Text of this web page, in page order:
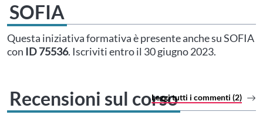
SOFIA
Questa iniziativa formativa è presente anche su SOFIA
con ID 75536. Iscriviti entro il 30 giugno 2023.
Recensioni sul corsoLeggi tutti i commenti (2)